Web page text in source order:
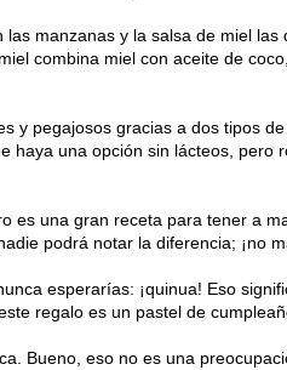
manzanas y la salsa de miel
combina miel con aceite de
y pegajosos gracias a dos tipos
haya una opción sin lácteos,
es una gran receta para tener a
podrá notar la diferencia; ¡no
esperarías: ¡quinua! Eso
regalo es un pastel de
Bueno, eso no es una